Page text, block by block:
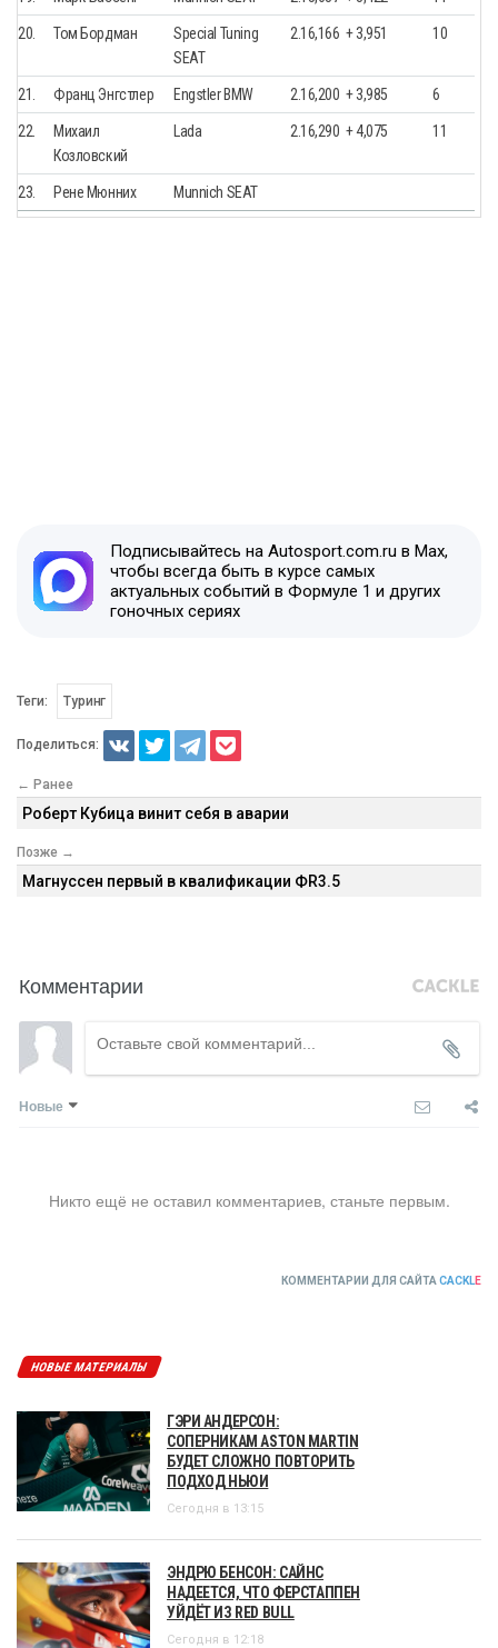
20. Том Бордман
Special Tuning
SEAT
2.16,166 + 3,951 10
21. Франц Энгстлер Engstler BMW 2.16,200 + 3,985 6
22.
Михаил
Козловский
Lada 2.16,290 + 4,075 11
23. Рене Мюнних Munnich SEAT
Подписывайтесь на Autosport.com.ru в Max,
чтобы всегда быть в курсе самых
актуальных событий в Формуле 1 и других
гоночных сериях
Теги: Туринг
Поделиться:
← Ранее
Роберт Кубица винит себя в аварии
Позже →
Магнуссен первый в квалификации ФR3.5
Комментарии
Новые
Никто ещё не оставил комментариев, станьте первым.
КОММЕНТАРИИ ДЛЯ САЙТА CACKLE
НОВЫЕ МАТЕРИАЛЫ
ГЭРИ АНДЕРСОН:
СОПЕРНИКАМ ASTON MARTIN
БУДЕТ СЛОЖНО ПОВТОРИТЬ
ПОДХОД НЬЮИ
Сегодня в 13:15
ЭНДРЮ БЕНСОН: САЙНС
НАДЕЕТСЯ, ЧТО ФЕРСТАППЕН
УЙДЁТ ИЗ RED BULL
Сегодня в 12:18